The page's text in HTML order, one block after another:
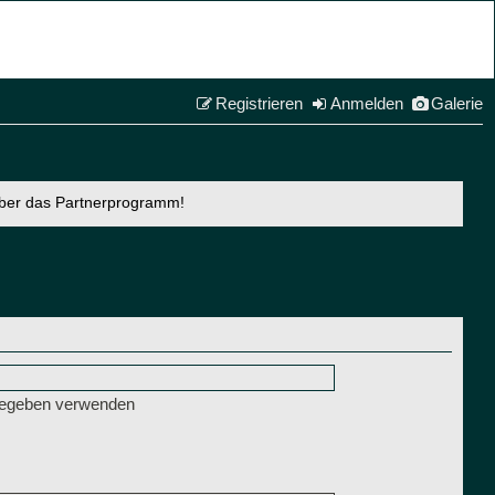
Galerie
Anmelden
Registrieren
das Partnerprogramm!
verwenden